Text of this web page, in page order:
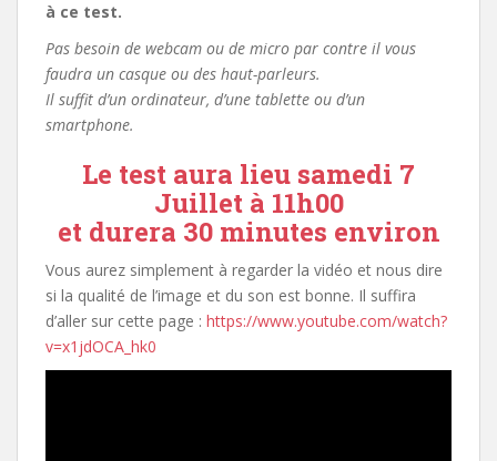
à ce test.
Pas besoin de webcam ou de micro par contre il vous
faudra un casque ou des haut-parleurs.
Il suffit d’un ordinateur, d’une tablette ou d’un
smartphone.
Le test aura lieu samedi 7
Juillet à 11h00
et durera 30 minutes environ
Vous aurez simplement à regarder la vidéo et nous dire
si la qualité de l’image et du son est bonne. Il suffira
d’aller sur cette page : https://www.youtube.com/watch?
v=x1jdOCA_hk0